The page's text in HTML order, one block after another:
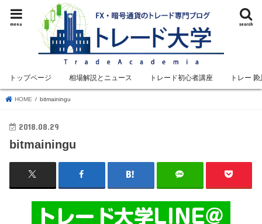
search
menu
トップページ 相場解説とニュース トレード初心者講座 トレード
HOME bitmainingu
2018.08.29
bitmainingu